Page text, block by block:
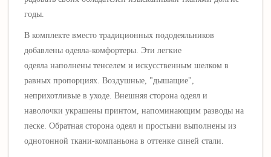
годы.
В комплекте вместо традиционных пододеяльников
добавлены одеяла-комфортеры. Эти легкие
одеяла наполнены тенселем и искусственным шелком в
равных пропорциях. Воздушные, "дышащие",
неприхотливые в уходе. Внешняя сторона одеял и
наволочки украшены принтом, напоминающим разводы на
песке. Обратная сторона одеял и простыни выполнены из
однотонной ткани-компаньона в оттенке синей стали.